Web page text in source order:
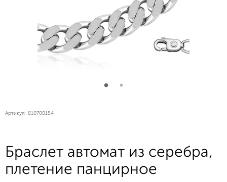
Артикул: 810700154
Браслет автомат из серебра,
плетение панцирное